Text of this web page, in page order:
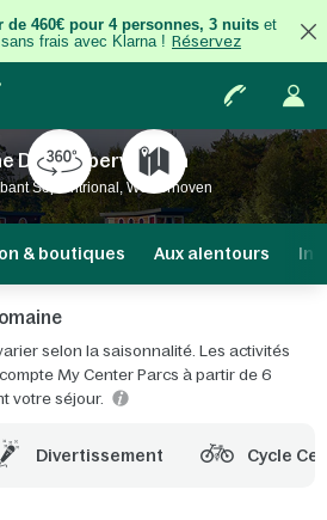
de 460€ pour 4 personnes, 3 nuits et
sans frais avec Klarna ! Réservez
De Kempervennen
Septentrional, Westerhoven
& boutiques Aux alentours
selon la saisonnalité. Les activités
My Center Parcs à partir de 6
votre séjour.
Divertissement Cycle